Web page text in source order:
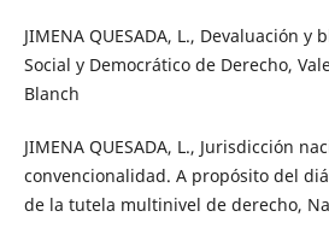
JIMENA QUESADA, L., Devaluación y
Social y Democrático de Derecho,
Blanch
JIMENA QUESADA, L., Jurisdicción
convencionalidad. A propósito del
de la tutela multinivel de derecho,